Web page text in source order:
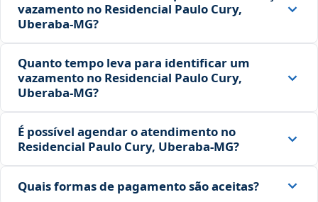
vazamento no Residencial Paulo Cury,
Uberaba‑MG?
Quanto tempo leva para identificar um
vazamento no Residencial Paulo Cury,
Uberaba‑MG?
É possível agendar o atendimento no
Residencial Paulo Cury, Uberaba‑MG?
Quais formas de pagamento são aceitas?